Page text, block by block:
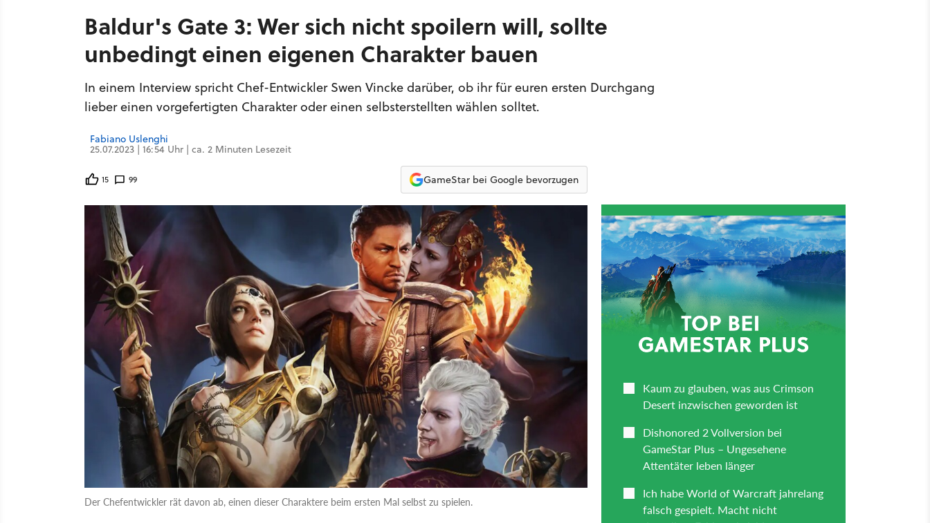
Baldur's Gate 3: Wer sich nicht spoilern will, sollte
unbedingt einen eigenen Charakter bauen
In einem Interview spricht Chef-Entwickler Swen Vincke darüber, ob ihr für euren ersten Durchgang
lieber einen vorgefertigten Charakter oder einen selbsterstellten wählen solltet.
Fabiano Uslenghi
25.07.2023 | 16:54 Uhr | ca. 2 Minuten Lesezeit
15 99 GameStar bei Google bevorzugen
Der Chefentwickler rät davon ab, einen dieser Charaktere beim ersten Mal selbst zu spielen.